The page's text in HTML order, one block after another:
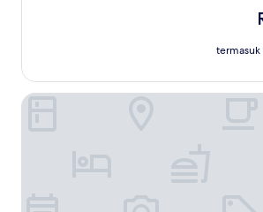
Andong Poong-gyung HOSTEL n